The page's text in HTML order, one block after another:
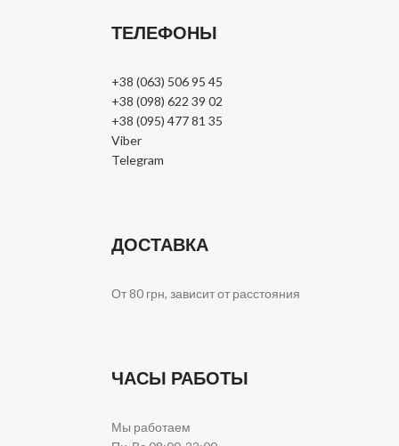
ТЕЛЕФОНЫ
+38 (063) 506 95 45
+38 (098) 622 39 02
+38 (095) 477 81 35
Viber
Telegram
ДОСТАВКА
От 80 грн, зависит от расстояния
ЧАСЫ РАБОТЫ
Мы работаем